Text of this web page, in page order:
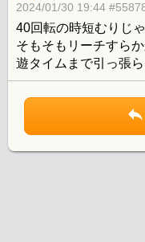
2024/01/30 19:44
40回転の時短むりじ
そもそもリーチすら
遊タイムまで引っ張